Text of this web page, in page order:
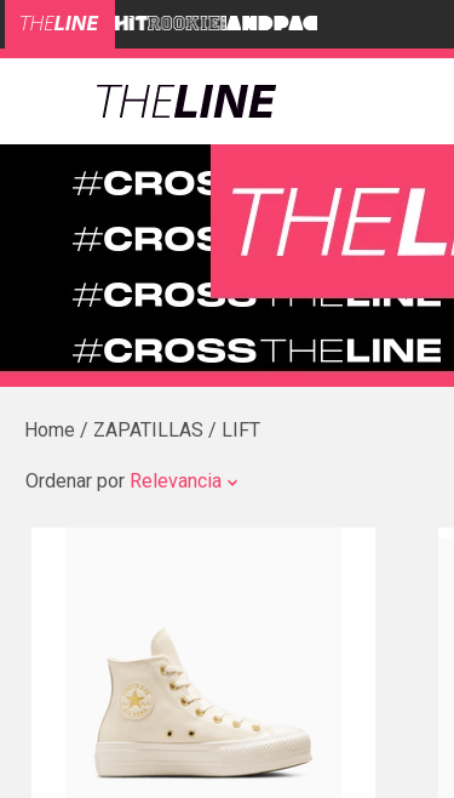
ZAPATILLAS LIFT
Ordenar por Relevancia